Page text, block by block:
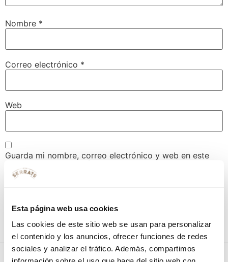
Esta página web usa cookies
Las cookies de este sitio web se usan para personalizar
el contenido y los anuncios, ofrecer funciones de redes
sociales y analizar el tráfico. Además, compartimos
Nombre *
Correo electrónico *
Web
Guarda mi nombre, correo electrónico y web en este
navegador para la próxima vez que comente.